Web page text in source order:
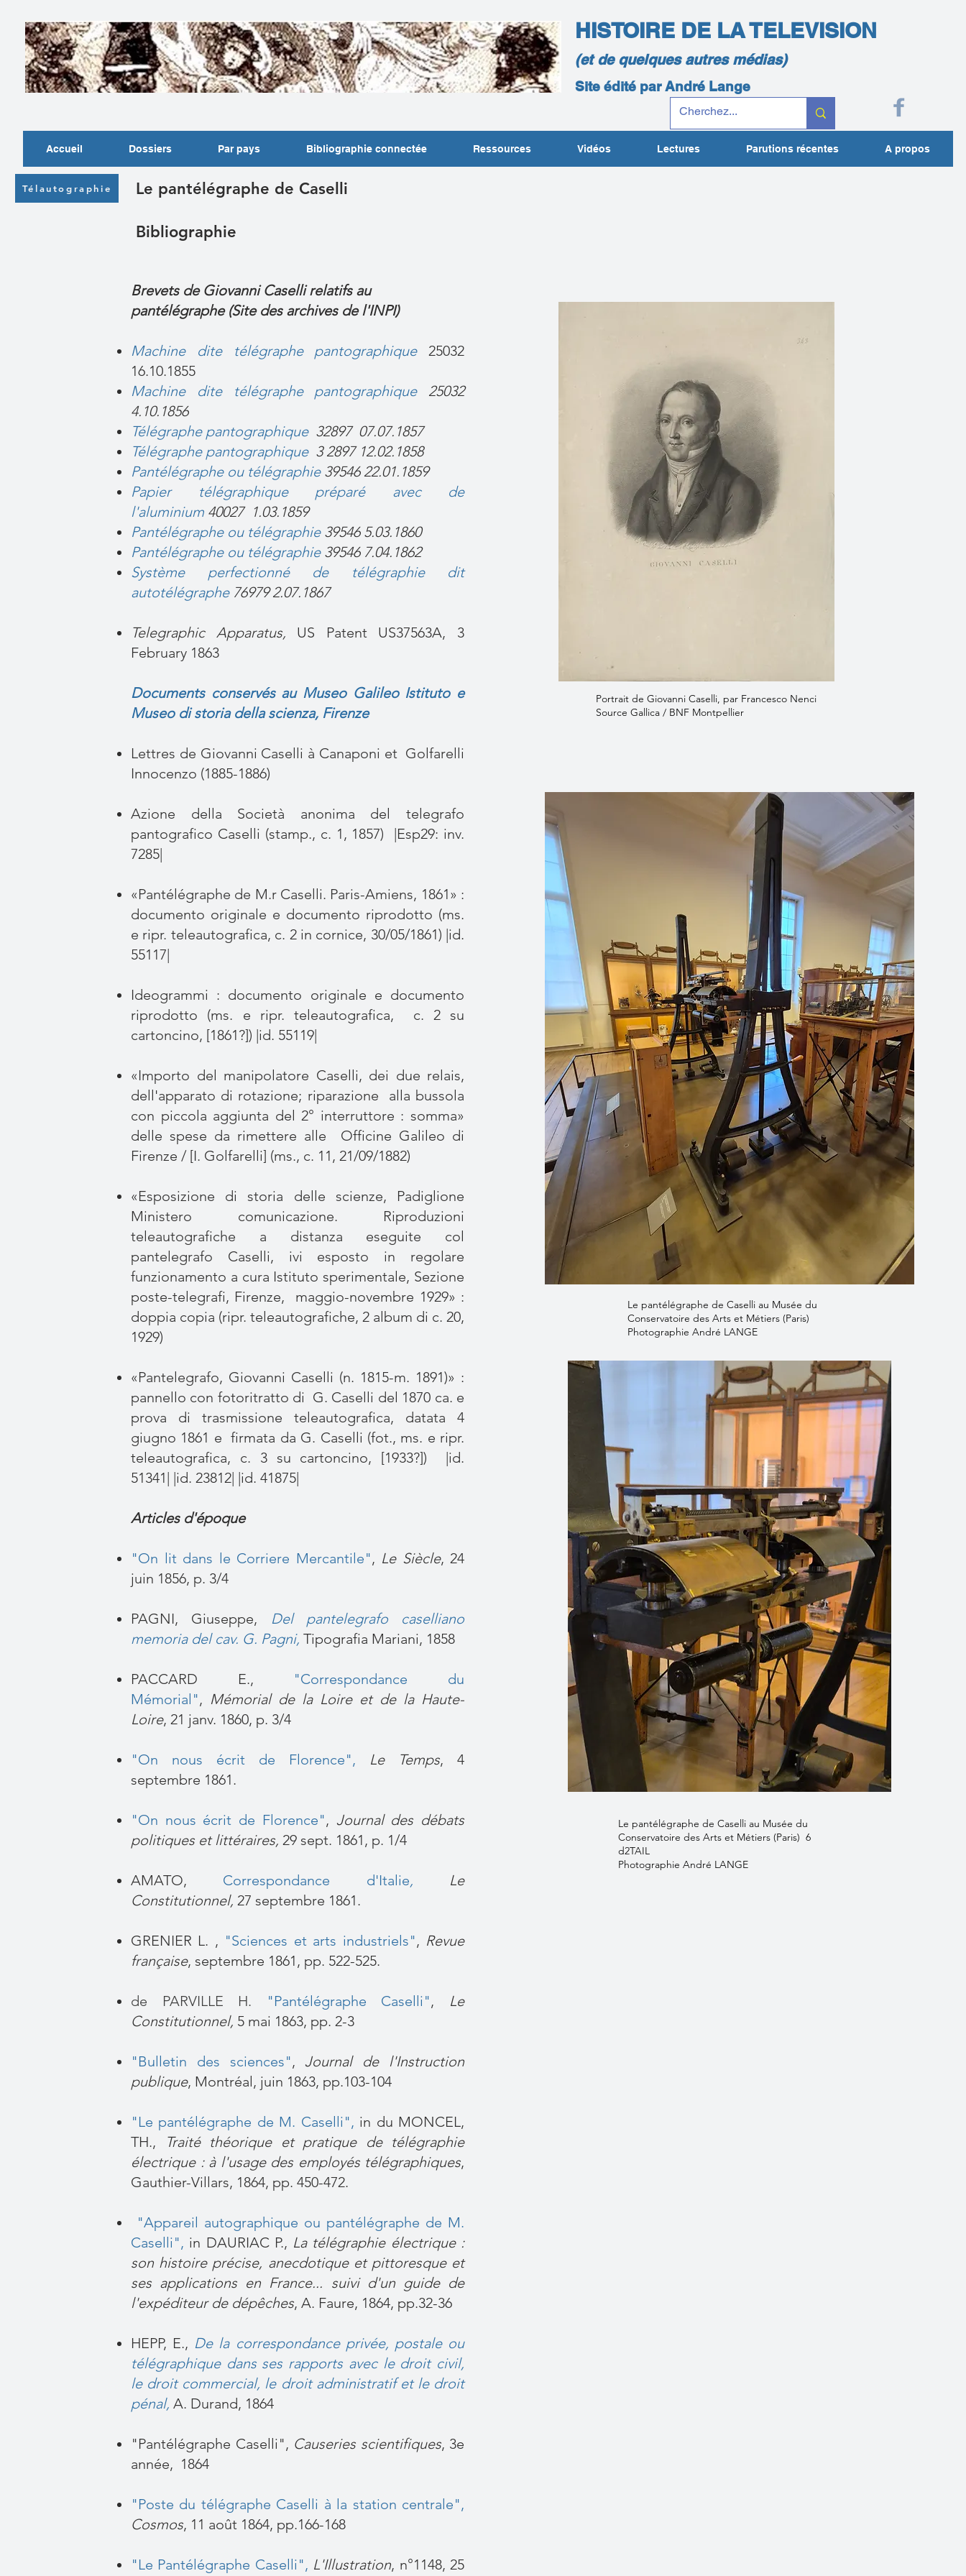
HISTOIRE DE LA TELEVISION
(et de quelques autres médias)
Site édité par André Lange
Accueil Dossiers Par pays Bibliographie connectée Ressources Vidéos Lectures Parutions récentes A propos
Télautographie Le pantélégraphe de Caselli
Bibliographie
Brevets de Giovanni Caselli relatifs au
pantélégraphe (Site des archives de l'INPI)
Machine dite télégraphe pantographique
25032
16.10.1855
Machine dite télégraphe pantographique 25032
4.10.1856
Télégraphe pantographique 32897 07.07.1857
Télégraphe pantographique 3 2897 12.02.1858
Pantélégraphe ou télégraphie 39546 22.01.1859
Papier télégraphique préparé avec de
l'aluminium 40027 1.03.1859
Pantélégraphe ou télégraphie 39546 5.03.1860
Pantélégraphe ou télégraphie 39546 7.04.1862
Système perfectionné de télégraphie dit
autotélégraphe 76979 2.07.1867
Telegraphic Apparatus, US Patent US37563A, 3
February 1863
Documents conservés au Museo Galileo Istituto e
Museo di storia della scienza, Firenze
Lettres de Giovanni Caselli à Canaponi et Golfarelli
Innocenzo (1885-1886)
Azione della Società anonima del telegrafo
pantografico Caselli (stamp., c. 1, 1857) |Esp29: inv.
7285|
«Pantélégraphe de M.r Caselli. Paris-Amiens, 1861» :
documento originale e documento riprodotto (ms.
e ripr. teleautografica, c. 2 in cornice, 30/05/1861) |id.
55117|
Ideogrammi : documento originale e documento
riprodotto (ms. e ripr. teleautografica, c. 2 su
cartoncino, [1861?]) |id. 55119|
«Importo del manipolatore Caselli, dei due relais,
dell'apparato di rotazione; riparazione alla bussola
con piccola aggiunta del 2° interruttore : somma»
delle spese da rimettere alle Officine Galileo di
Firenze / [I. Golfarelli] (ms., c. 11, 21/09/1882)
«Esposizione di storia delle scienze, Padiglione
Ministero comunicazione. Riproduzioni
teleautografiche a distanza eseguite col
pantelegrafo Caselli, ivi esposto in regolare
funzionamento a cura Istituto sperimentale, Sezione
poste-telegrafi, Firenze, maggio-novembre 1929» :
doppia copia (ripr. teleautografiche, 2 album di c. 20,
1929)
«Pantelegrafo, Giovanni Caselli (n. 1815-m. 1891)» :
pannello con fotoritratto di G. Caselli del 1870 ca. e
prova di trasmissione teleautografica, datata 4
giugno 1861 e firmata da G. Caselli (fot., ms. e ripr.
teleautografica, c. 3 su cartoncino, [1933?]) |id.
51341| |id. 23812| |id. 41875|
Articles d'époque
"On lit dans le Corriere Mercantile", Le Siècle, 24
juin 1856, p. 3/4
PAGNI, Giuseppe,
Del pantelegrafo caselliano
memoria del cav. G. Pagni, Tipografia Mariani, 1858
PACCARD E.,
"Correspondance du
Mémorial", Mémorial de la Loire et de la Haute-
Loire, 21 janv. 1860, p. 3/4
"On nous écrit de Florence", Le Temps, 4
septembre 1861.
"On nous écrit de Florence", Journal des débats
politiques et littéraires, 29 sept. 1861, p. 1/4
AMATO, Correspondance d'Italie, Le
Constitutionnel, 27 septembre 1861.
GRENIER L. , "Sciences et arts industriels", Revue
française, septembre 1861, pp. 522-525.
de PARVILLE H. "Pantélégraphe Caselli", Le
Constitutionnel, 5 mai 1863, pp. 2-3
"Bulletin des sciences", Journal de l'Instruction
publique, Montréal, juin 1863, pp.103-104
"Le pantélégraphe de M. Caselli", in du MONCEL,
TH.,
Traité théorique et pratique de télégraphie
électrique : à l'usage des employés télégraphiques,
Gauthier-Villars, 1864, pp. 450-472.
"Appareil autographique ou pantélégraphe de M.
Caselli", in DAURIAC P., La télégraphie électrique :
son histoire précise, anecdotique et pittoresque et
ses applications en France... suivi d'un guide de
l'expéditeur de dépêches, A. Faure, 1864, pp.32-36
HEPP, E., De la correspondance privée, postale ou
télégraphique dans ses rapports avec le droit civil,
le droit commercial, le droit administratif et le droit
pénal, A. Durand, 1864
"Pantélégraphe Caselli", Causeries scientifiques, 3e
année, 1864
"Poste du télégraphe Caselli à la station centrale",
Cosmos, 11 août 1864, pp.166-168
"Le Pantélégraphe Caselli", L'Illustration, n°1148, 25
Portrait de Giovanni Caselli, par Francesco Nenci
Source Gallica / BNF Montpellier
Le pantélégraphe de Caselli au Musée du
Conservatoire des Arts et Métiers (Paris)
Photographie André LANGE
Le pantélégraphe de Caselli au Musée du
Conservatoire des Arts et Métiers (Paris) 6
d2TAIL
Photographie André LANGE